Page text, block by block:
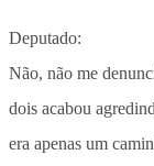
Deputado:
Não, não me
dois acabou
era apenas um